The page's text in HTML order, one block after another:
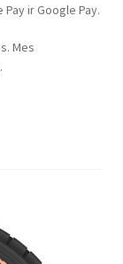
ir Google Pay.
Mes